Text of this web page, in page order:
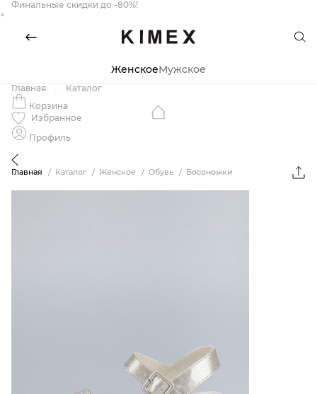
Финальные скидки до -80%!
×
ЖенскоеМужское
Главная
Каталог
Корзина
Избранное
Профиль
Главная Каталог Женское Обувь Босоножки